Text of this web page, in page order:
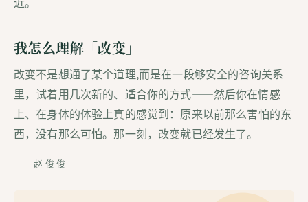
我怎么理解「改变」
改变不是想通了某个道理,而是在一段够安全的咨询关系
里，试着用几次新的、适合你的方式——然后你在情感
上、在身体的体验上真的感觉到：原来以前那么害怕的东
西，没有那么可怕。那一刻，改变就已经发生了。
—— 赵 俊 俊